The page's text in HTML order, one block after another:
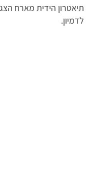
תיאטרון הידית מארח
לדמיון.